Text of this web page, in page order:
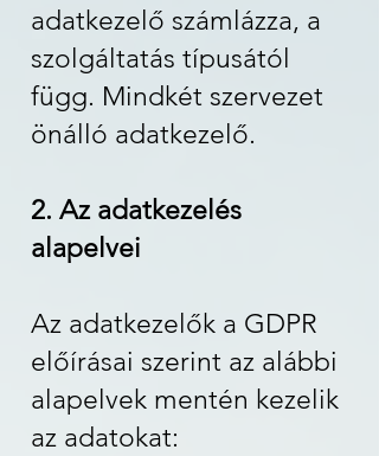
adatkezelő számlázza, a
szolgáltatás típusától
függ. Mindkét szervezet
önálló adatkezelő.
2. Az adatkezelés
alapelvei
Az adatkezelők a GDPR
előírásai szerint az alábbi
alapelvek mentén kezelik
az adatokat: